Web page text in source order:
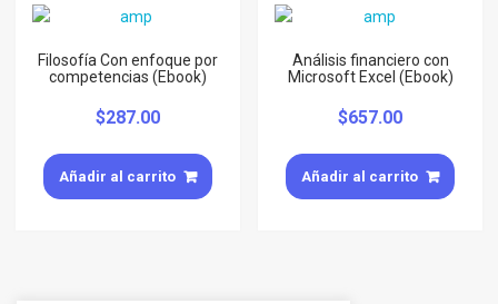
Filosofía Con enfoque por
competencias (Ebook)
$287.00
Añadir al carrito
Análisis financiero con
Microsoft Excel (Ebook)
$657.00
Añadir al carrito